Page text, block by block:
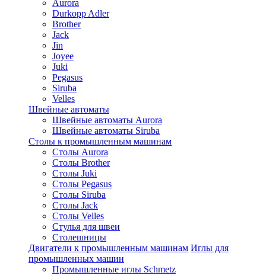
Aurora
Durkopp Adler
Brother
Jack
Jin
Joyee
Juki
Pegasus
Siruba
Velles
Швейные автоматы
Швейные автоматы Aurora
Швейные автоматы Siruba
Столы к промышленным машинам
Столы Aurora
Столы Brother
Столы Juki
Столы Pegasus
Столы Siruba
Столы Jack
Столы Velles
Стулья для швеи
Столешницы
Двигатели к промышленным машинам Иглы для
промышленных машин
Промышленные иглы Schmetz